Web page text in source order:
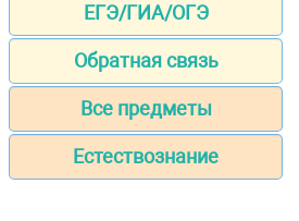
ЕГЭ/ГИА/ОГЭ
Обратная связь
Все предметы
Естествознание